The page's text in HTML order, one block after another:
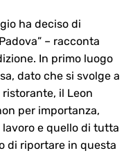
ha deciso di
– racconta
In primo luogo
dato che si svolge a
il Leon
per importanza,
e quello di tutta
di riportare in questa